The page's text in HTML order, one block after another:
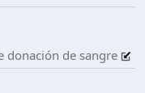
donación de sangre